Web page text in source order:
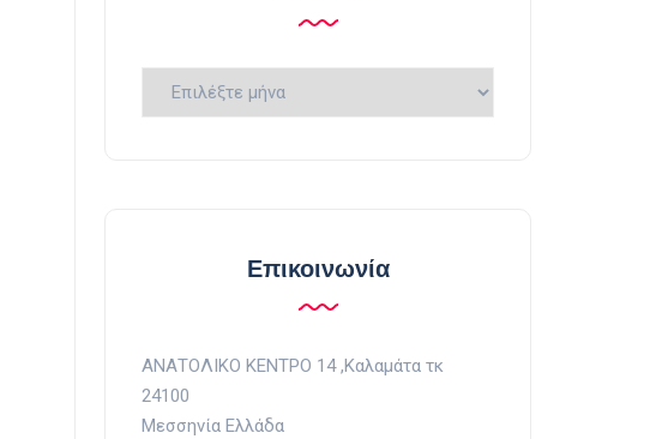
Ιστορικό
Επικοινωνία
ΑΝΑΤΟΛΙΚΟ ΚΕΝΤΡΟ 14 ,Kαλαμάτα τκ
24100
Μεσσηνία Ελλάδα